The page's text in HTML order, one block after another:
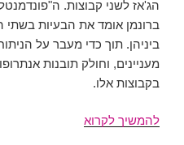
הג'אז לשני קבוצות.
ברונמן אומד את הבעיות בשתי
ביניהן. תוך כדי מעבר על
מעניינים, וחולק תובנות
בקבוצות אלו.
להמשיך לקרוא